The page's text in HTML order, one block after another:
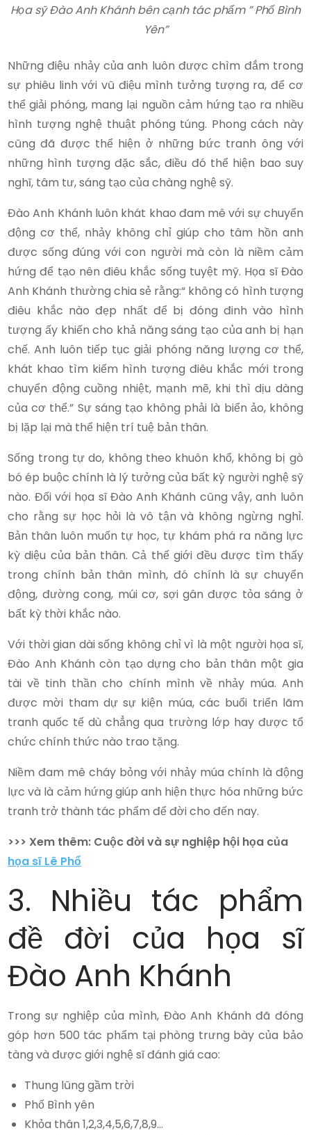
Họa sỹ Đào Anh Khánh bên cạnh tác phẩm ” Phố Bình
Yên”
Những điệu nhảy của anh luôn được chìm đắm trong
sự phiêu linh với vũ điệu mình tưởng tượng ra, để cơ
thể giải phóng, mang lại nguồn cảm hứng tạo ra nhiều
hình tượng nghệ thuật phóng túng. Phong cách này
cũng đã được thể hiện ở những bức tranh ông với
những hình tượng đặc sắc, điều đó thể hiện bao suy
nghĩ, tâm tư, sáng tạo của chàng nghệ sỹ.
Đào Anh Khánh luôn khát khao đam mê với sự chuyển
động cơ thể, nhảy không chỉ giúp cho tâm hồn anh
được sống đúng với con người mà còn là niềm cảm
hứng để tạo nên điêu khắc sống tuyệt mỹ. Họa sĩ Đào
Anh Khánh thường chia sẻ rằng:“ không có hình tượng
điêu khắc nào đẹp nhất để bị đóng đinh vào hình
tượng ấy khiến cho khả năng sáng tạo của anh bị hạn
chế. Anh luôn tiếp tục giải phóng năng lượng cơ thể,
khát khao tìm kiếm hình tượng điêu khắc mới trong
chuyển động cuồng nhiệt, mạnh mẽ, khi thì dịu dàng
của cơ thể.” Sự sáng tạo không phải là biển ảo, không
bị lặp lại mà thể hiện trí tuệ bản thân.
Sống trong tự do, không theo khuôn khổ, không bị gò
bó ép buộc chính là lý tưởng của bất kỳ người nghệ sỹ
nào. Đối với họa sĩ Đào Anh Khánh cũng vậy, anh luôn
cho rằng sự học hỏi là vô tận và không ngừng nghỉ.
Bản thân luôn muốn tự học, tự khám phá ra năng lực
kỳ diệu của bản thân. Cả thế giới đều được tìm thấy
trong chính bản thân mình, đó chính là sự chuyển
động, đường cong, múi cơ, sợi gân được tỏa sáng ở
bất kỳ thời khắc nào.
Với thời gian dài sống không chỉ vì là một người họa sĩ,
Đào Anh Khánh còn tạo dựng cho bản thân một gia
tài về tinh thần cho chính mình về nhảy múa. Anh
được mời tham dự sự kiện múa, các buổi triển lãm
tranh quốc tế dù chẳng qua trường lớp hay được tổ
chức chính thức nào trao tặng.
Niềm đam mê cháy bỏng với nhảy múa chính là động
lực và là cảm hứng giúp anh hiện thực hóa những bức
tranh trở thành tác phẩm để đời cho đến nay.
>>> Xem thêm: Cuộc đời và sự nghiệp hội họa của
họa sĩ Lê Phổ
3. Nhiều tác phẩm
đề đời của họa sĩ
Đào Anh Khánh
Trong sự nghiệp của mình, Đào Anh Khánh đã đóng
góp hơn 500 tác phẩm tại phòng trưng bày của bảo
tàng và được giới nghệ sĩ đánh giá cao:
Thung lũng gầm trời
Phố Bình yên
Khỏa thân 1,2,3,4,5,6,7,8,9…